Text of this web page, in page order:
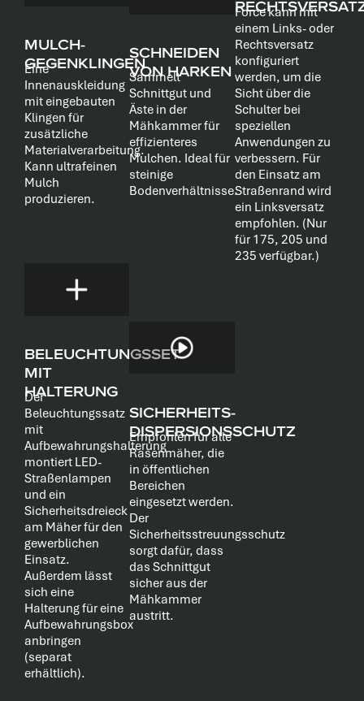
MULCH-
GEGENKLINGEN
Eine
Innenauskleidung
mit eingebauten
Klingen für
zusätzliche
Materialverarbeitung.
Kann ultrafeinen
Mulch
produzieren.
SCHNEIDEN
VON HARKEN
Sammelt
Schnittgut und
Äste in der
Mähkammer für
effizienteres
Mulchen. Ideal für
steinige
Bodenverhältnisse.
Force kann mit
einem Links- oder
Rechtsversatz
konfiguriert
werden, um die
Sicht über die
Schulter bei
speziellen
Anwendungen zu
verbessern. Für
den Einsatz am
Straßenrand wird
ein Linksversatz
empfohlen. (Nur
für 175, 205 und
235 verfügbar.)
BELEUCHTUNGSSET
MIT
HALTERUNG
Der
Beleuchtungssatz
mit
Aufbewahrungshalterung
montiert LED-
Straßenlampen
und ein
Sicherheitsdreieck
am Mäher für den
gewerblichen
Einsatz.
Außerdem lässt
sich eine
Halterung für eine
Aufbewahrungsbox
anbringen
(separat
erhältlich).
SICHERHEITS-
DISPERSIONSSCHUTZ
Empfohlen für alle
Rasenmäher, die
in öffentlichen
Bereichen
eingesetzt werden.
Der
Sicherheitsstreuungsschutz
sorgt dafür, dass
das Schnittgut
sicher aus der
Mähkammer
austritt.